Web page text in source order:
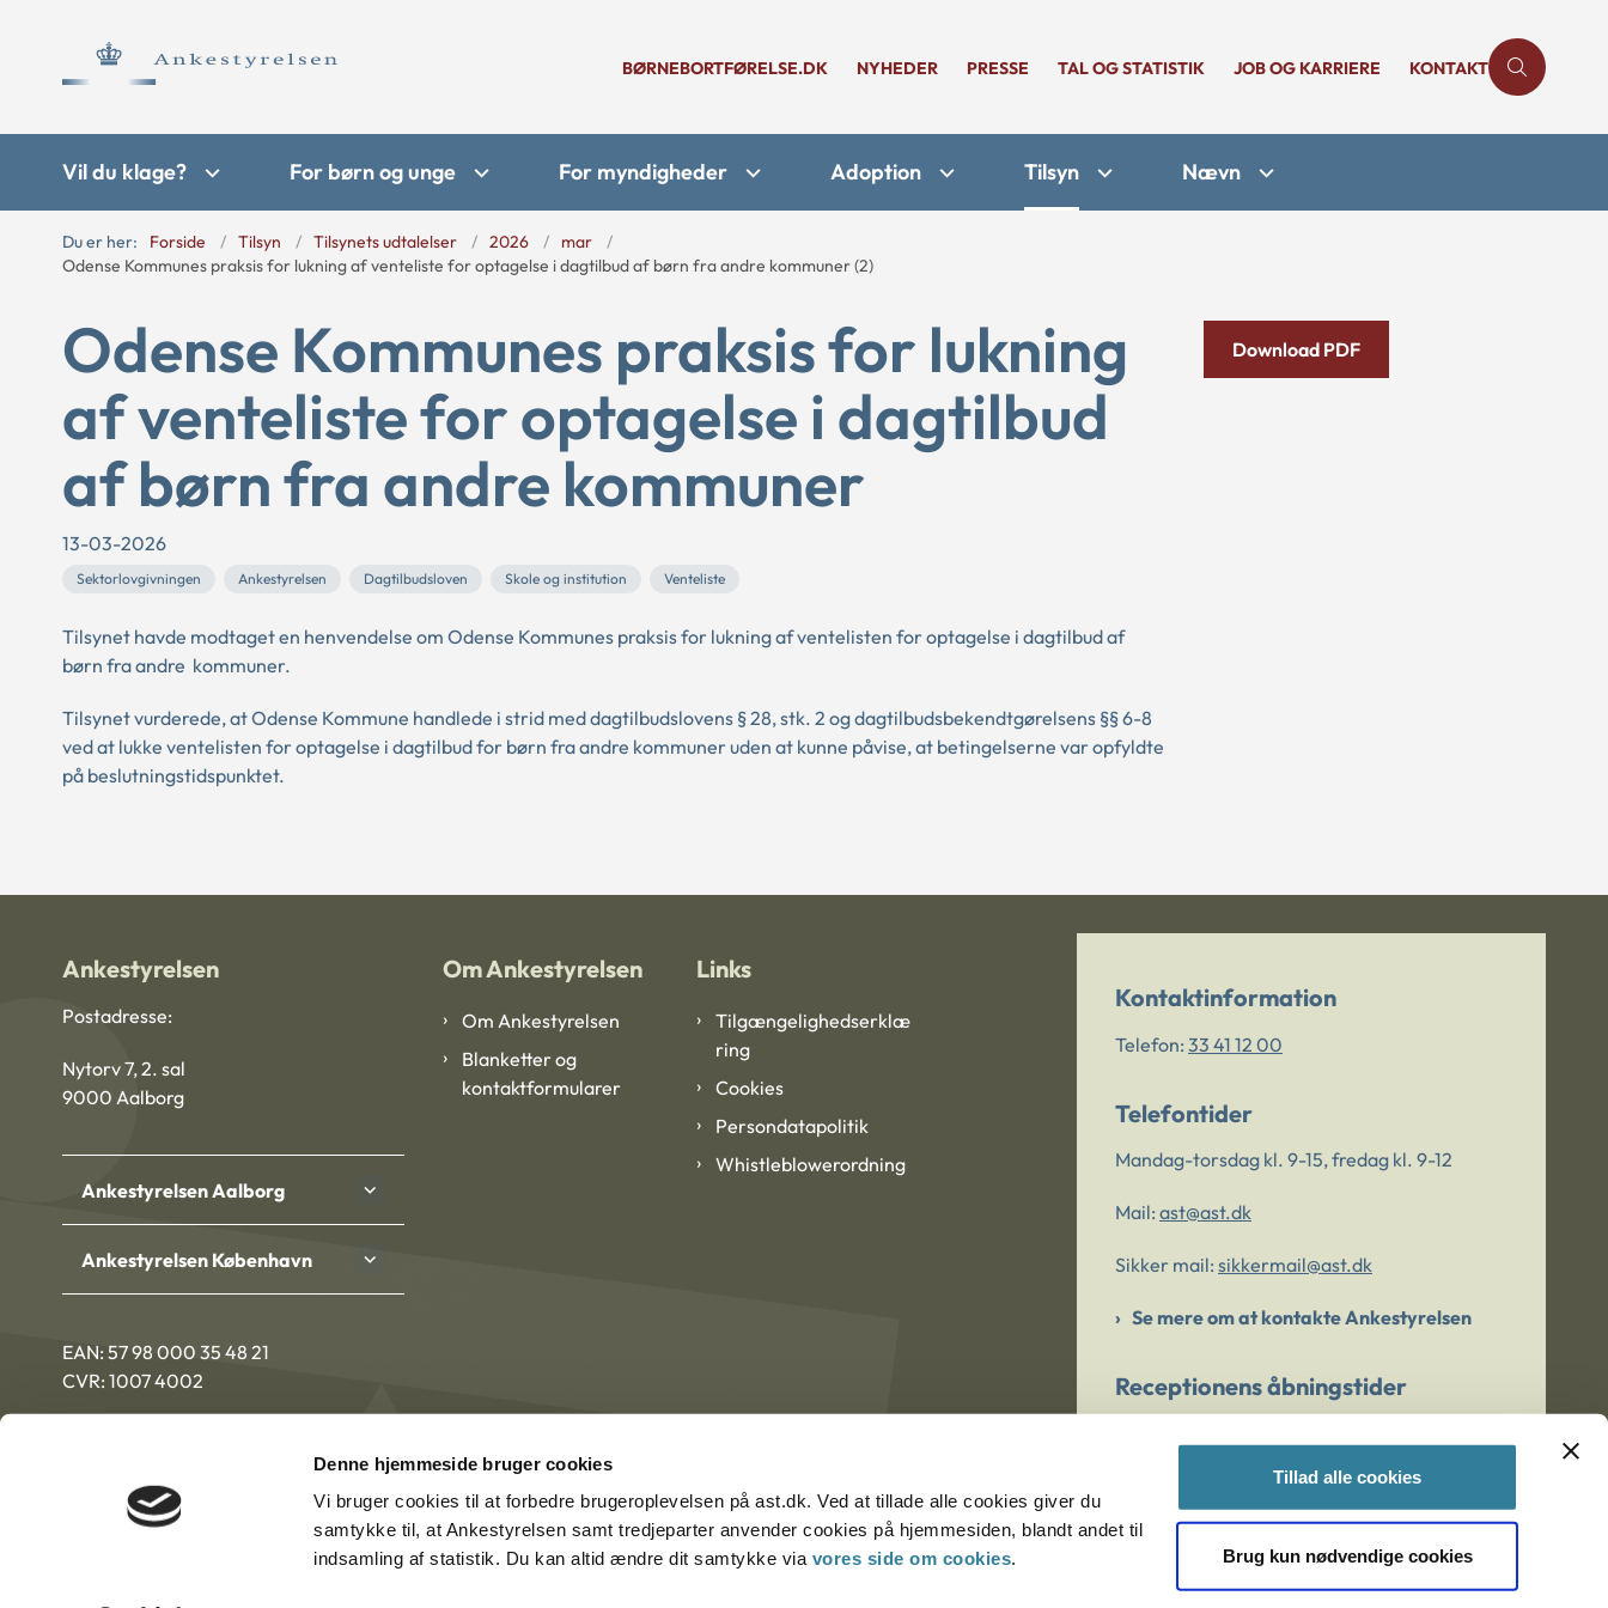
Denne hjemmeside bruger cookies
Vi bruger cookies til at forbedre brugeroplevelsen på ast.dk. Ved at tillade alle cookies giver du
samtykke til, at Ankestyrelsen samt tredjeparter anvender cookies på hjemmesiden, blandt andet til
indsamling af statistik. Du kan altid ændre dit samtykke via vores side om cookies.
Tillad alle cookies
Brug kun nødvendige cookies
BØRNEBORTFØRELSE.DK NYHEDER PRESSE TAL OG STATISTIK JOB OG KARRIERE KONTAKT
Vil du klage? For børn og unge For myndigheder Adoption Tilsyn Nævn
Du er her: Forside Tilsyn Tilsynets udtalelser 2026
mar
Odense Kommunes praksis for lukning af venteliste for optagelse i dagtilbud af børn fra andre kommuner (2)
Odense Kommunes praksis for lukning
af venteliste for optagelse i dagtilbud
af børn fra andre kommuner
13-03-2026
Sektorlovgivningen Ankestyrelsen Dagtilbudsloven Skole og institution Venteliste
Tilsynet havde modtaget en henvendelse om Odense Kommunes praksis for lukning af ventelisten for optagelse i dagtilbud af
børn fra andre kommuner.
Tilsynet vurderede, at Odense Kommune handlede i strid med dagtilbudslovens § 28, stk. 2 og dagtilbudsbekendtgørelsens §§ 6-8
ved at lukke ventelisten for optagelse i dagtilbud for børn fra andre kommuner uden at kunne påvise, at betingelserne var opfyldte
på beslutningstidspunktet.
Download PDF
Ankestyrelsen
Postadresse:
Nytorv 7, 2. sal
9000 Aalborg
Ankestyrelsen Aalborg
Ankestyrelsen København
EAN: 57 98 000 35 48 21
CVR: 1007 4002
Om Ankestyrelsen
Om Ankestyrelsen
Blanketter og
kontaktformularer
Links
Tilgængelighedserklæ
ring
Cookies
Persondatapolitik
Whistleblowerordning
Kontaktinformation
Telefon: 33 41 12 00
Telefontider
Mandag-torsdag kl. 9-15, fredag kl. 9-12
Mail: ast@ast.dk
Sikker mail: sikkermail@ast.dk
Se mere om at kontakte Ankestyrelsen
Receptionens åbningstider
Er du bekymret for et barn/en ung?